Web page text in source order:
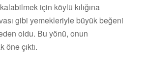
için köylü kılığına
gibi yemekleriyle büyük beğeni
oldu. Bu yönü, onun
öne çıktı.